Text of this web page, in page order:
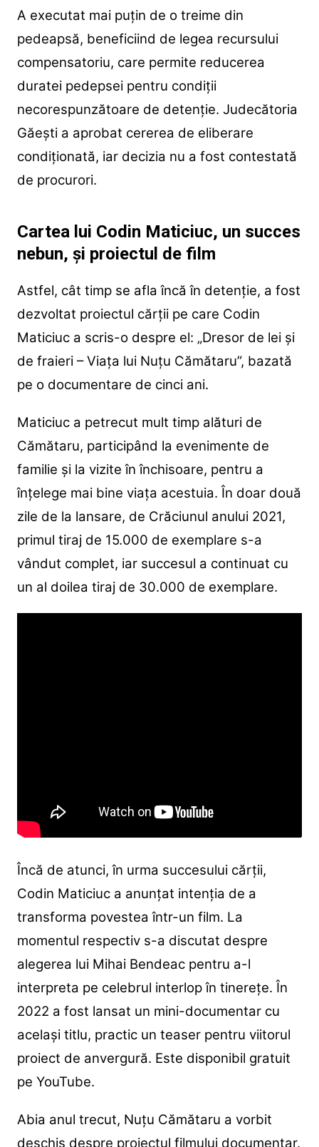
A executat mai puțin de o treime din
pedeapsă, beneficiind de legea recursului
compensatoriu, care permite reducerea
duratei pedepsei pentru condiții
necorespunzătoare de detenție. Judecătoria
Găești a aprobat cererea de eliberare
condiționată, iar decizia nu a fost contestată
de procurori.
Cartea lui Codin Maticiuc, un succes
nebun, și proiectul de film
Astfel, cât timp se afla încă în detenție, a fost
dezvoltat proiectul cărții pe care Codin
Maticiuc a scris-o despre el: „Dresor de lei și
de fraieri – Viața lui Nuțu Cămătaru”, bazată
pe o documentare de cinci ani.
Maticiuc a petrecut mult timp alături de
Cămătaru, participând la evenimente de
familie și la vizite în închisoare, pentru a
înțelege mai bine viața acestuia. În doar două
zile de la lansare, de Crăciunul anului 2021,
primul tiraj de 15.000 de exemplare s-a
vândut complet, iar succesul a continuat cu
un al doilea tiraj de 30.000 de exemplare.
Încă de atunci, în urma succesului cărții,
Codin Maticiuc a anunțat intenția de a
transforma povestea într-un film. La
momentul respectiv s-a discutat despre
alegerea lui Mihai Bendeac pentru a-l
interpreta pe celebrul interlop în tinerețe. În
2022 a fost lansat un mini-documentar cu
același titlu, practic un teaser pentru viitorul
proiect de anvergură. Este disponibil gratuit
pe YouTube.
Abia anul trecut, Nuțu Cămătaru a vorbit
deschis despre proiectul filmului documentar.